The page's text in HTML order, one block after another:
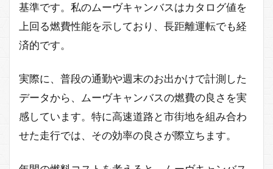
基準です。私のムーヴキャンバスはカタログ値を
上回る燃費性能を示しており、長距離運転でも経
済的です。
実際に、普段の通勤や週末のお出かけで計測した
データから、ムーヴキャンバスの燃費の良さを実
感しています。特に高速道路と市街地を組み合わ
せた走行では、その効率の良さが際立ちます。